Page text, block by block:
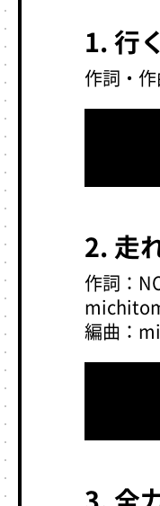
1. 行
作詞・
2. 走
作詞：
編曲：
3. 全